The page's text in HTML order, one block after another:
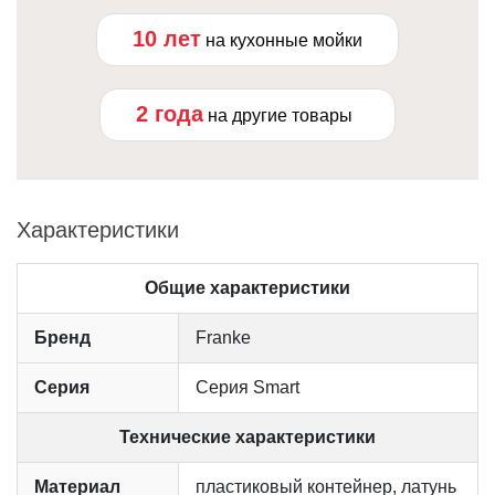
10 лет на кухонные мойки
2 года на другие товары
Характеристики
Общие характеристики
Бренд Franke
Серия Серия Smart
Технические характеристики
Материал пластиковый контейнер, латунь